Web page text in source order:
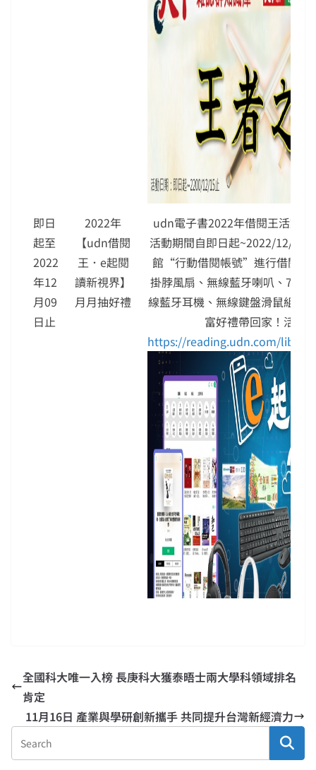
即日
起至
2022
年12
月09
日止
2022年
【udn借閱
王．e起閱
讀新視界】
月月抽好禮
udn電子書2022年借閱王活動
活動期間自即日起~2022/12/09
館“行動借閱帳號”進行借閱，
掛脖風扇、無線藍牙喇叭、7-11
線藍牙耳機、無線鍵盤滑鼠組、
富好禮帶回家！活動
https://reading.udn.com/
全國科大唯一入榜 長庚科大獲泰晤士兩大學科領域排名
肯定
11月16日 產業與學研創新攜手 共同提升台灣新經濟力